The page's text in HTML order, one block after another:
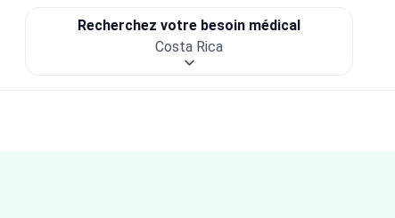
Recherchez votre besoin médical
Costa Rica